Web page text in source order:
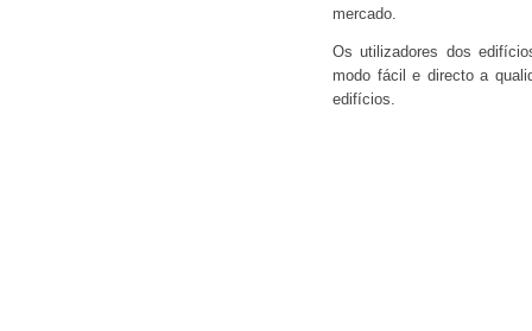
mercado.
Os utilizadores dos
modo fácil e directo a
edifícios.